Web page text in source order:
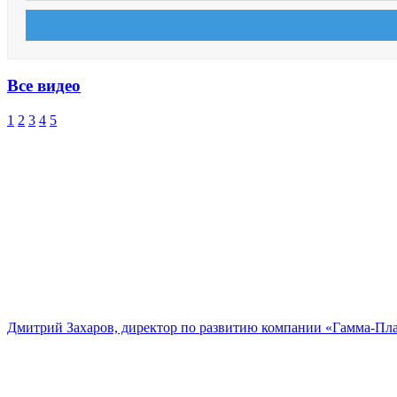
Все видео
1 2 3 4 5
Дмитрий Захаров, директор по развитию компании «Гамма-